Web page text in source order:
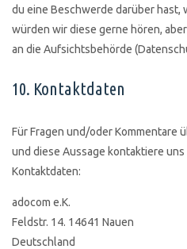
du eine Beschwerde darüber hast,
würden wir diese gerne hören,
an die Aufsichtsbehörde
10. Kontaktdaten
Für Fragen und/oder Kommentare
und diese Aussage kontaktiere
Kontaktdaten:
adocom e.K.
Feldstr. 14. 14641 Nauen
Deutschland